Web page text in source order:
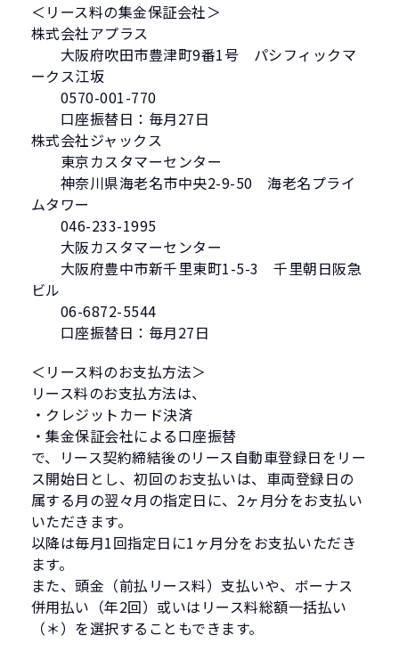
＜リース料の集金保証会社＞
株式会社アプラス
大阪府吹田市豊津町9番1号 パシフィックマ
ークス江坂
0570-001-770
口座振替日：毎月27日
株式会社ジャックス
東京カスタマーセンター
神奈川県海老名市中央2-9-50 海老名プライ
ムタワー
046-233-1995
大阪カスタマーセンター
大阪府豊中市新千里東町1-5-3 千里朝日阪急
ビル
06-6872-5544
口座振替日：毎月27日
＜リース料のお支払方法＞
リース料のお支払方法は、
・クレジットカード決済
・集金保証会社による口座振替
で、リース契約締結後のリース自動車登録日をリー
ス開始日とし、初回のお支払いは、車両登録日の
属する月の翌々月の指定日に、2ヶ月分をお支払い
いただきます。
以降は毎月1回指定日に1ヶ月分をお支払いただき
ます。
また、頭金（前払リース料）支払いや、ボーナス
併用払い（年2回）或いはリース料総額一括払い
（＊）を選択することもできます。